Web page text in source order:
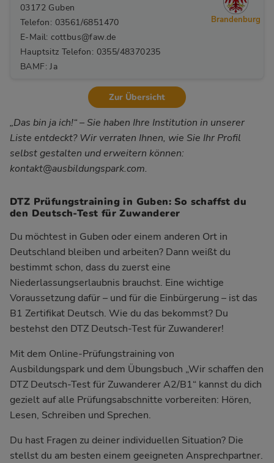
03172 Guben
Telefon: 03561/6851470
E-Mail: cottbus@faw.de
Hauptsitz Telefon: 0355/48370235
BAMF: Ja
Brandenburg
Zur Übersicht
„Das bin ja ich!“ – Sie haben Ihre Institution in unserer
Liste entdeckt? Wir verraten Ihnen, wie Sie Ihr Profil
selbst gestalten und erweitern können:
kontakt@ausbildungspark.com.
DTZ Prüfungstraining in Guben: So schaffst du
den Deutsch-Test für Zuwanderer
Du möchtest in Guben oder einem anderen Ort in
Deutschland bleiben und arbeiten? Dann weißt du
bestimmt schon, dass du zuerst eine
Niederlassungserlaubnis brauchst. Eine wichtige
Voraussetzung dafür – und für die Einbürgerung – ist das
B1 Zertifikat Deutsch. Wie du das bekommst? Du
bestehst den DTZ Deutsch-Test für Zuwanderer!
Mit dem Online-Prüfungstraining von
Ausbildungspark und dem Übungsbuch „Wir schaffen den
DTZ Deutsch-Test für Zuwanderer A2/B1“ kannst du dich
gezielt auf alle Prüfungsabschnitte vorbereiten: Hören,
Lesen, Schreiben und Sprechen.
Du hast Fragen zu deiner individuellen Situation? Die
stellst du am besten einem geeigneten Ansprechpartner.